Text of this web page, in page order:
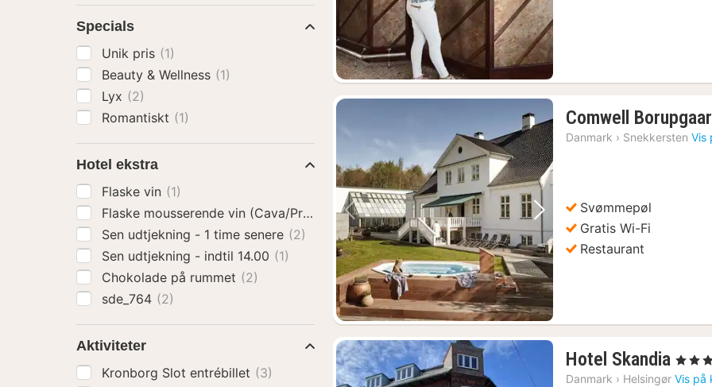
Forrige billede Næste billede
Comwell
Danmark › Snekkersten Vis
Svømmepøl
Gratis Wi-Fi
Restaurant
Hotel Skandia 1
nat
, 3
Danmark › Helsingør Vis på
Specials
Unik pris (1)
Beauty & Wellness (1)
Lyx (2)
Romantiskt (1)
Hotel ekstra
Flaske vin (1)
Flaske mousserende vin (Cava/Prosecco)(2)
Sen udtjekning - 1 time senere (2)
Sen udtjekning - indtil 14.00 (1)
Chokolade på rummet (2)
sde_764 (2)
Aktiviteter
Kronborg Slot entrébillet (3)